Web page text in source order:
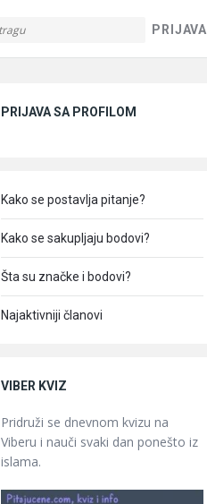
PRIJAVA
PRIJAVA SA PROFILOM
Kako se postavlja pitanje?
Kako se sakupljaju bodovi?
Šta su značke i bodovi?
Najaktivniji članovi
VIBER KVIZ
Pridruži se dnevnom kvizu na
Viberu i nauči svaki dan ponešto iz
islama.